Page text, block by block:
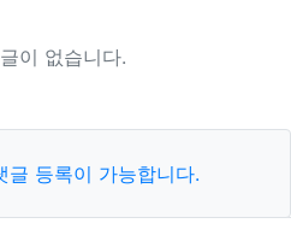
이 없습니다.
글 등록이 가능합니다.